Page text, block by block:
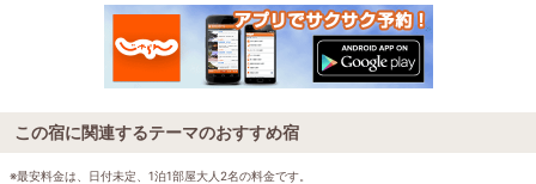
この宿に関連するテーマのおすすめ宿
※最安料金は、日付未定、1泊1部屋大人2名の料金です。